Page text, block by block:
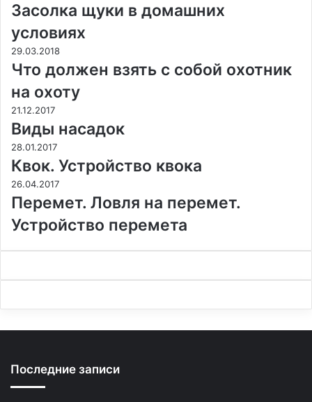
Засолка щуки в домашних
условиях
29.03.2018
Что должен взять с собой охотник
на охоту
21.12.2017
Виды насадок
28.01.2017
Квок. Устройство квока
26.04.2017
Перемет. Ловля на перемет.
Устройство перемета
Последние записи